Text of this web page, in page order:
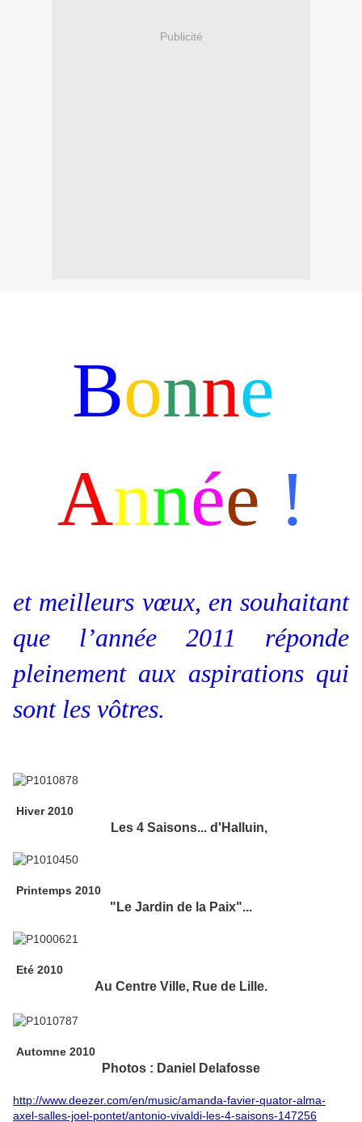
Publicité
Bonne
Année !
et meilleurs vœux, en souhaitant
que l’année 2011 réponde
pleinement aux aspirations qui
sont les vôtres.
Hiver 2010
Les 4 Saisons... d'Halluin,
Printemps 2010
"Le Jardin de la Paix"...
Eté 2010
Au Centre Ville, Rue de Lille.
Automne 2010
Photos : Daniel Delafosse
http://www.deezer.com/en/music/amanda-favier-quator-alma-
axel-salles-joel-pontet/antonio-vivaldi-les-4-saisons-147256